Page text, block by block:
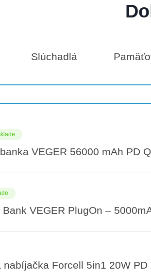
Slúchadlá
search
VEGER 56000 mAh PD
Bank VEGER PlugOn –
nabíjačka Forcell 5in1 20W